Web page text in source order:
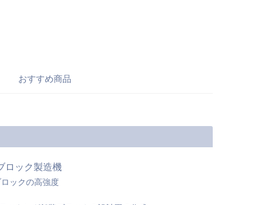
おすすめ商品
ロック製造機
ックの高強度